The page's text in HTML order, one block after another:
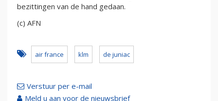
bezittingen van de hand gedaan.
(c) AFN
air france klm de juniac
Verstuur per e-mail
Meld u aan voor de nieuwsbrief